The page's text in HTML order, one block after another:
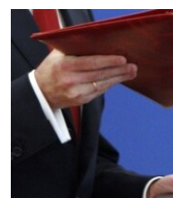
СПОРТ
УКРАЇНА
СВІТ
ТИ ЯК?
СХЕМИ
КИТАЙ.ВИКЛИКИ
МУЛЬТИМЕДІА
ФОТО